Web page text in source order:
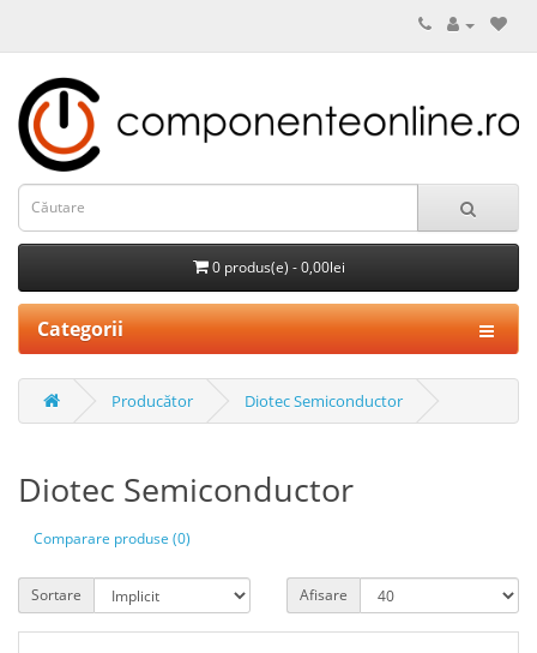
0 produs(e) - 0,00lei
Categorii
Producător Diotec Semiconductor
Diotec Semiconductor
Comparare produse (0)
Sortare Afisare